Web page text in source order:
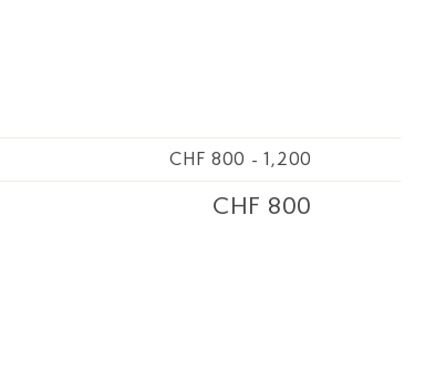
CHF 800 - 1,200
CHF 800